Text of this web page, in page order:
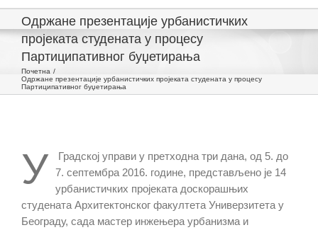
Одржане презентације урбанистичких
пројеката студената у процесу
Партиципативног буџетирања
Почетна
Одржане презентације урбанистичких пројеката студената у процесу
Партиципативног буџетирања
У
Градској управи у претходна три дана, од 5. до
7. септембра 2016. године, представљено је 14
урбанистичких пројеката доскорашњих
студената Архитектонског факултета Универзитета у
Београду, сада мастер инжењера урбанизма и